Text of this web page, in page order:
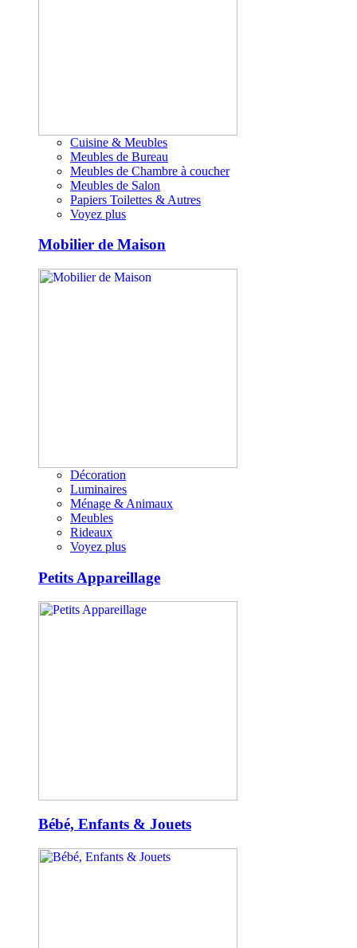
Cuisine & Meubles
Meubles de Bureau
Meubles de Chambre à coucher
Meubles de Salon
Papiers Toilettes & Autres
Voyez plus
Mobilier de Maison
Décoration
Luminaires
Ménage & Animaux
Meubles
Rideaux
Voyez plus
Petits Appareillage
Bébé, Enfants & Jouets